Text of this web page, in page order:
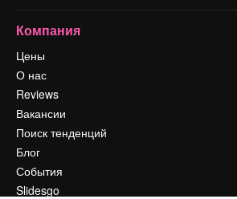
Компания
Цены
О нас
Reviews
Вакансии
Поиск тенденций
Блог
События
Slidesgo